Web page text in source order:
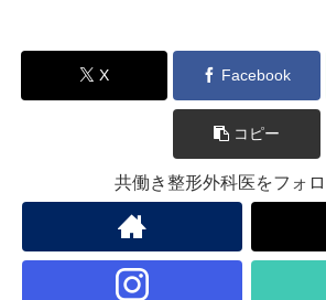
X Facebook
コピー
共働き整形外科医をフォ